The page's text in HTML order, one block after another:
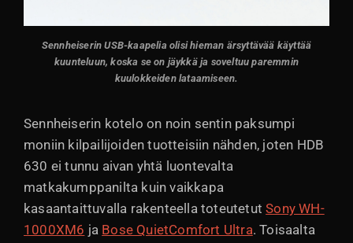
Sennheiserin USB-kaapelia olisi hieman ärsyttävää käyttää
kuunteluun, koska se on jäykkä ja soveltuu paremmin
kuulokkeiden lataamiseen.
Sennheiserin kotelo on noin sentin paksumpi
moniin kilpailijoiden tuotteisiin nähden, joten HDB
630 ei tunnu aivan yhtä luontevalta
matkakumppanilta kuin vaikkapa
kasaantaittuvalla rakenteella toteutetutSony WH-
1000XM6 ja Bose QuietComfort Ultra. Toisaalta